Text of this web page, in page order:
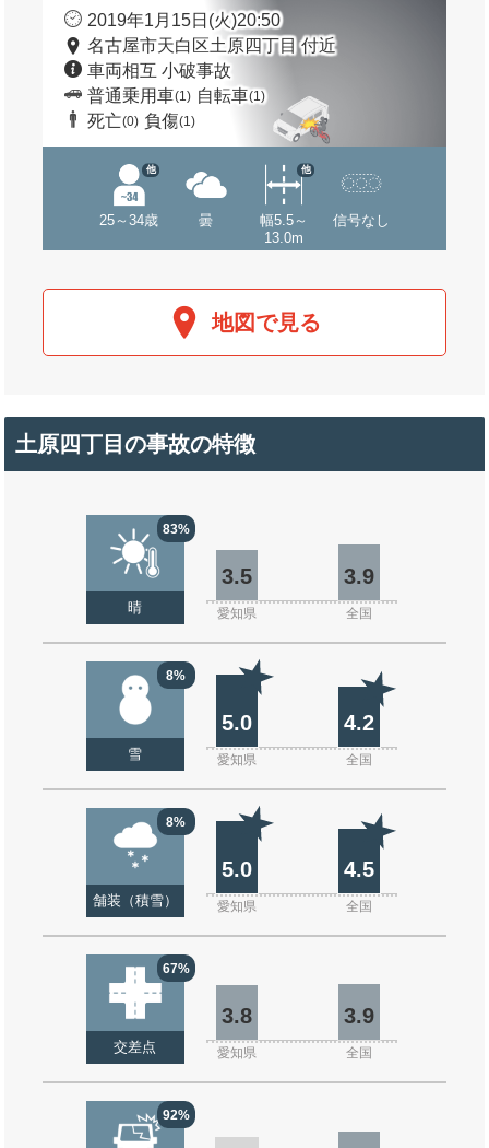
2019年1月15日(火)20:50
名古屋市天白区土原四丁目 付近
車両相互 小破事故
普通乗用車(1) 自転車(1)
死亡(0) 負傷(1)
25～34歳
他
曇
幅5.5～
13.0m
他
信号なし
地図で見る
土原四丁目の事故の特徴
83%
晴
3.5 3.9
愛知県 全国
8%
雪
5.0 4.2
愛知県 全国
8%
舗装（積雪）
5.0 4.5
愛知県 全国
67%
交差点
3.8 3.9
愛知県 全国
92%